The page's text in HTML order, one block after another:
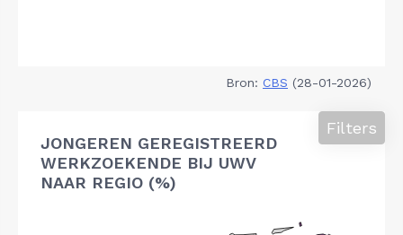
Bron: CBS (28-01-2026)
JONGEREN GEREGISTREERD
WERKZOEKENDE BIJ UWV
NAAR REGIO (%)
Filters